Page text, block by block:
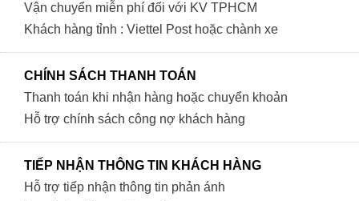
Vận chuyển miễn phí đối với KV TPHCM
Khách hàng tỉnh : Viettel Post hoặc chành xe
CHÍNH SÁCH THANH TOÁN
Thanh toán khi nhận hàng hoặc chuyển khoản
Hỗ trợ chính sách công nợ khách hàng
TIẾP NHẬN THÔNG TIN KHÁCH HÀNG
Hỗ trợ tiếp nhận thông tin phản ánh